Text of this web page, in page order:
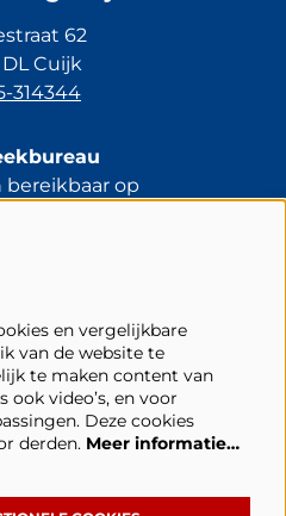
62
DL Cuijk
314344
bereikbaar op
314344
vragen
& voorwaarden
en vergelijkbare
van de website te
te maken content van
ook video’s, en voor
Deze cookies
derden. Meer informatie…